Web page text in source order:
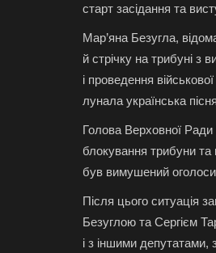
старт засідання та
Мар’яна Безугла,
й стрічку на трибуні з
і проведення
лунала українська
Голова Верховної
блокування трибуни та
був вимушений
Після цього ситуація
Безуглою та Сергієм
і з іншими депутатами,